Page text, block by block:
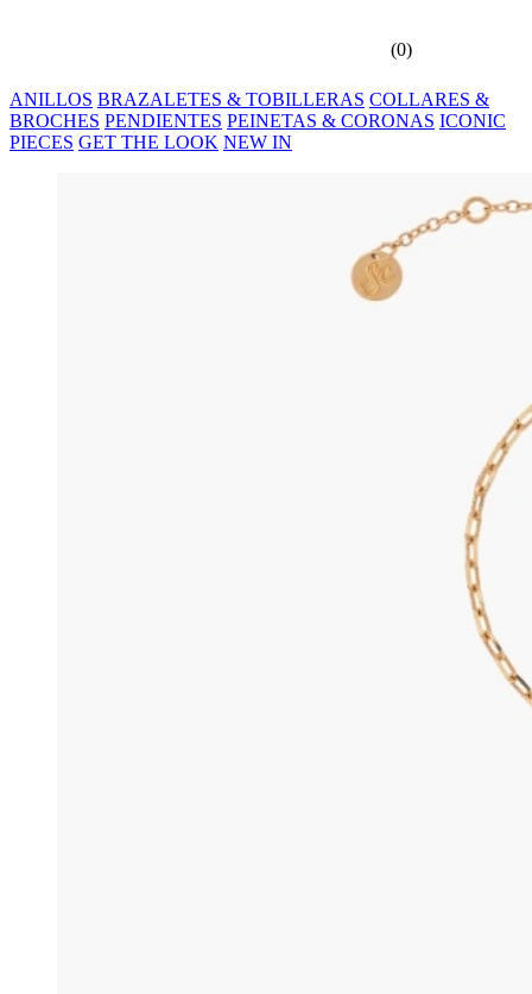
(0)
ANILLOS BRAZALETES & TOBILLERAS COLLARES &
BROCHES PENDIENTES PEINETAS & CORONAS ICONIC
PIECES GET THE LOOK NEW IN